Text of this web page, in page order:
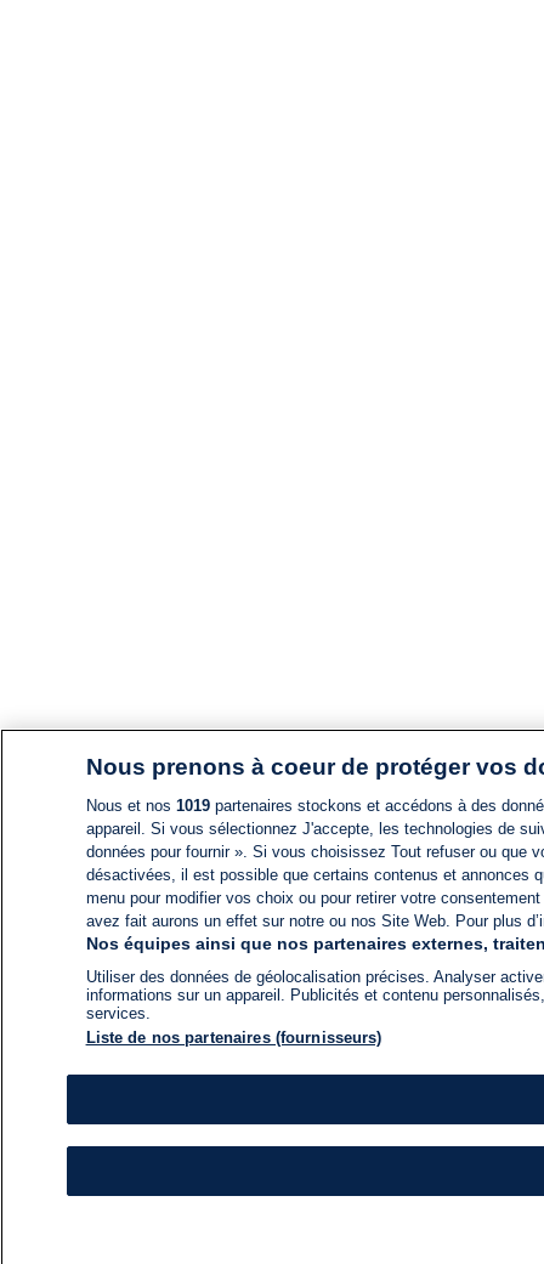
Nous prenons à coeur de protéger vos
Nous et nos 1019partenaires stockons et accédons à des
appareil. Si vous sélectionnez J'accepte, les technologies de
données pour fournir ». Si vous choisissez Tout refuser ou
désactivées, il est possible que certains contenus et annonces
menu pour modifier vos choix ou pour retirer votre
avez fait aurons un effet sur notre ou nos Site Web. Pour plus
Nos équipes ainsi que nos partenaires externes,
Utiliser des données de géolocalisation précises. Analyser
informations sur un appareil. Publicités et contenu
services.
Liste de nos partenaires (fournisseurs)